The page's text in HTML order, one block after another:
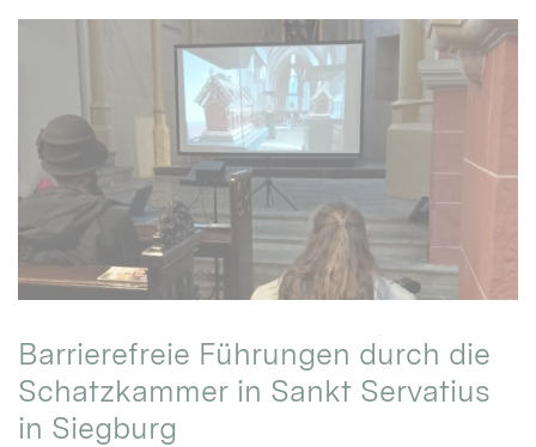
Barrierefreie Führungen durch die
Schatzkammer in Sankt Servatius
in Siegburg